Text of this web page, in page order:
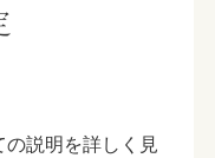
の説明を詳しく見